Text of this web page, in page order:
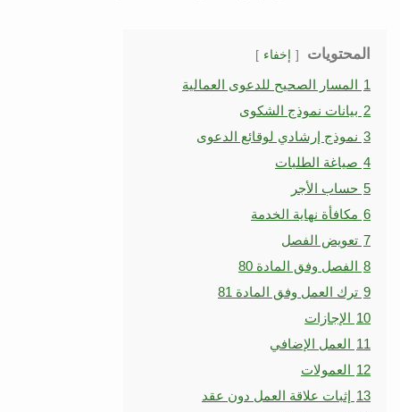
المحتويات إخفاء
1 المسار الصحيح للدعوى العمالية
2 بيانات نموذج الشكوى
3 نموذج إرشادي لوقائع الدعوى
4 صياغة الطلبات
5 حساب الأجر
6 مكافأة نهاية الخدمة
7 تعويض الفصل
8 الفصل وفق المادة 80
9 ترك العمل وفق المادة 81
10 الإجازات
11 العمل الإضافي
12 العمولات
13 إثبات علاقة العمل دون عقد